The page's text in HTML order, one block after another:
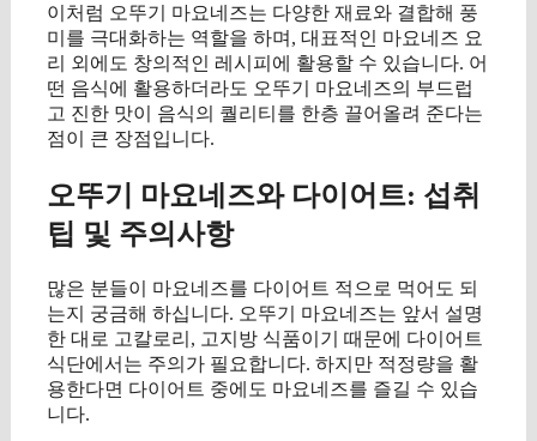
이처럼 오뚜기 마요네즈는 다양한 재료와 결합해 풍
미를 극대화하는 역할을 하며, 대표적인 마요네즈 요
리 외에도 창의적인 레시피에 활용할 수 있습니다. 어
떤 음식에 활용하더라도 오뚜기 마요네즈의 부드럽
고 진한 맛이 음식의 퀄리티를 한층 끌어올려 준다는
점이 큰 장점입니다.
오뚜기 마요네즈와 다이어트: 섭취
팁 및 주의사항
많은 분들이 마요네즈를 다이어트 적으로 먹어도 되
는지 궁금해 하십니다. 오뚜기 마요네즈는 앞서 설명
한 대로 고칼로리, 고지방 식품이기 때문에 다이어트
식단에서는 주의가 필요합니다. 하지만 적정량을 활
용한다면 다이어트 중에도 마요네즈를 즐길 수 있습
니다.